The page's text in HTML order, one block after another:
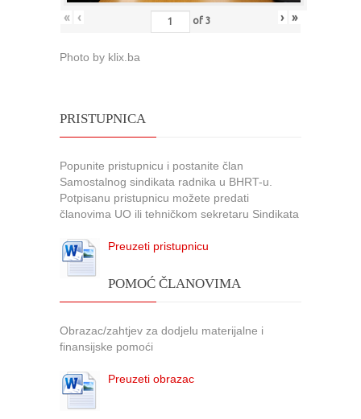
« ‹ of 3 › »
Photo by klix.ba
PRISTUPNICA
Popunite pristupnicu i postanite član
Samostalnog sindikata radnika u BHRT-u.
Potpisanu pristupnicu možete predati
članovima UO ili tehničkom sekretaru Sindikata
Preuzeti pristupnicu
POMOĆ ČLANOVIMA
Obrazac/zahtjev za dodjelu materijalne i
finansijske pomoći
Preuzeti obrazac